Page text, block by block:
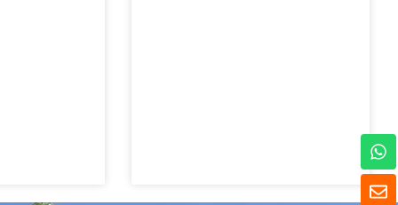
E
n
W
h
a
t